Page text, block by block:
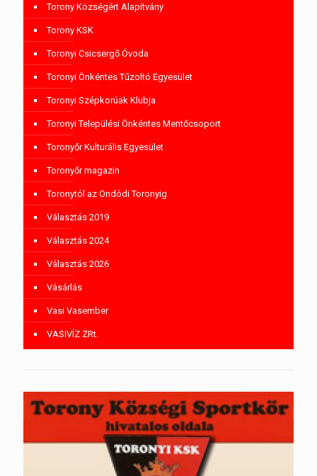
Torony Községért Alapítvány
Torony KSK
Toronyi Csicsergő Óvoda
Toronyi Önkéntes Tűzoltó Egyesület
Toronyi Szépkorúak Klubja
Toronyi Települési Önkéntes Mentőcsoport
Toronyőr Kulturális Egyesület
Toronyőr magazin
Toronytól az Ondódi Toronyig
Választás 2019
Választás 2024
Választás 2026
Vásárlás
Vasi Vasember
VASIVÍZ ZRt.